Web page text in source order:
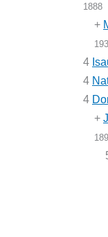
1888
+
4
4
4
+